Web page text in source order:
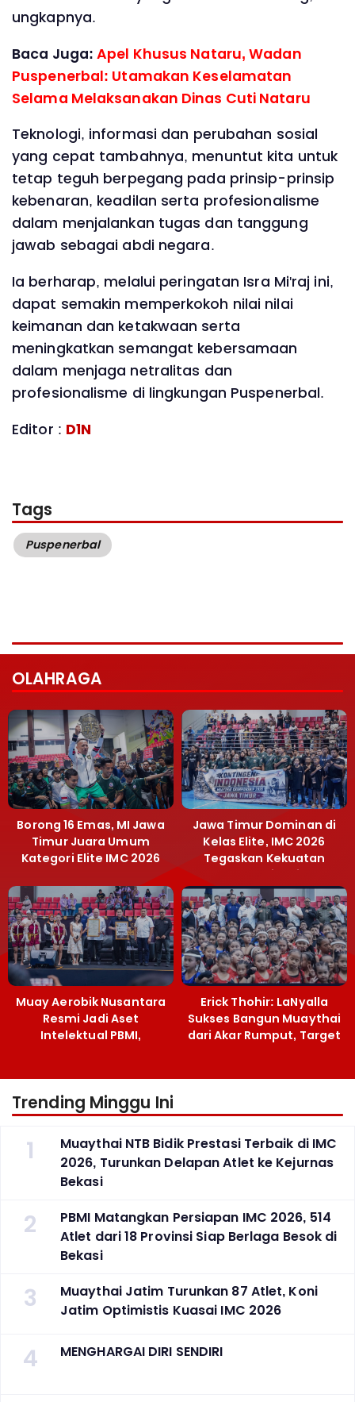
ungkapnya.
Baca Juga:Apel Khusus Nataru, Wadan
Puspenerbal: Utamakan Keselamatan
Selama Melaksanakan Dinas Cuti Nataru
Teknologi, informasi dan perubahan sosial
yang cepat tambahnya, menuntut kita untuk
tetap teguh berpegang pada prinsip-prinsip
kebenaran, keadilan serta profesionalisme
dalam menjalankan tugas dan tanggung
jawab sebagai abdi negara.
Ia berharap, melalui peringatan Isra Mi'raj ini,
dapat semakin memperkokoh nilai nilai
keimanan dan ketakwaan serta
meningkatkan semangat kebersamaan
dalam menjaga netralitas dan
profesionalisme di lingkungan Puspenerbal.
Editor : D1N
Tags
Puspenerbal
OLAHRAGA
Borong 16 Emas, MI Jawa
Timur Juara Umum
Kategori Elite IMC 2026
Jawa Timur Dominan di
Kelas Elite, IMC 2026
Tegaskan Kekuatan
Muaythai Jatim
Muay Aerobik Nusantara
Resmi Jadi Aset
Intelektual PBMI,
Erick Thohir: LaNyalla
Sukses Bangun Muaythai
dari Akar Rumput, Target
Trending Minggu Ini
1
Muaythai NTB Bidik Prestasi Terbaik di IMC
2026, Turunkan Delapan Atlet ke Kejurnas
Bekasi
2
PBMI Matangkan Persiapan IMC 2026, 514
Atlet dari 18 Provinsi Siap Berlaga Besok di
Bekasi
3
Muaythai Jatim Turunkan 87 Atlet, Koni
Jatim Optimistis Kuasai IMC 2026
4 MENGHARGAI DIRI SENDIRI